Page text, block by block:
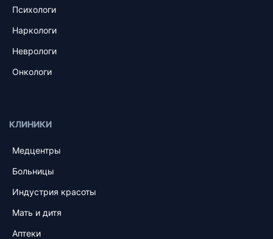
Психологи
Наркологи
Неврологи
Онкологи
КЛИНИКИ
Медцентры
Больницы
Индустрия красоты
Мать и дитя
Аптеки